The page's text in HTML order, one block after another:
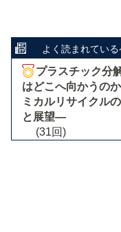
よく読まれてい
プラスチック分
はどこへ向かうの
ミカルリサイクル
と展望―
(31回)